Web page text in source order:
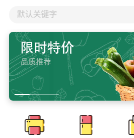
默认关键字